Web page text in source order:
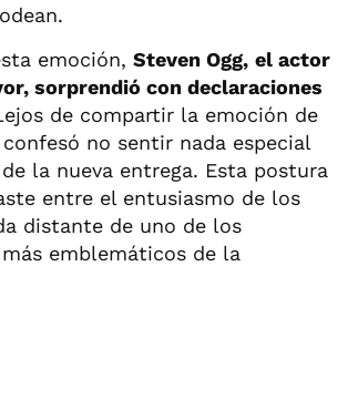
emoción, Steven Ogg, el actor
sorprendió con declaraciones
de compartir la emoción de
no sentir nada especial
la nueva entrega. Esta postura
entre el entusiasmo de los
distante de uno de los
emblemáticos de la